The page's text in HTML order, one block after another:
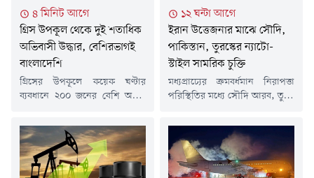
৪ মিনিট আগে
গ্রিস উপকূল থেকে দুই শতাধিক
অভিবাসী উদ্ধার, বেশিরভাগই
বাংলাদেশি
গ্রিসের উপকূলে কয়েক ঘণ্টার
ব্যবধানে ২০০ জনের বেশি অবৈধ
কোস্ট গার্ড। উদ্ধার হওয়া এসব
অভিবাসীর বেশির ভাগই বাংলাদেশ
ও সুদানের নাগরিক।গ্রিক
সংবাদমাধ্যম ডিমোক্রেটিয়ার বরাতে
১২ ঘন্টা আগে
ইরান উত্তেজনার মাঝে সৌদি,
পাকিস্তান, তুরস্কের ন্যাটো-
স্টাইল সামরিক চুক্তি
মধ্যপ্রাচ্যের ক্রমবর্ধমান নিরাপত্তা
পরিস্থিতির মধ্যে সৌদি আরব, তুরস্ক
প্রতিরক্ষা চুক্তিতে সই করেছে।
মক্কায় অনুষ্ঠিত উচ্চপর্যায়ের বৈঠকে
তিন দেশের শীর্ষ নেতারা এ চুক্তির
অনুমোদন দেন। বিশ্লেষকদের মতে,